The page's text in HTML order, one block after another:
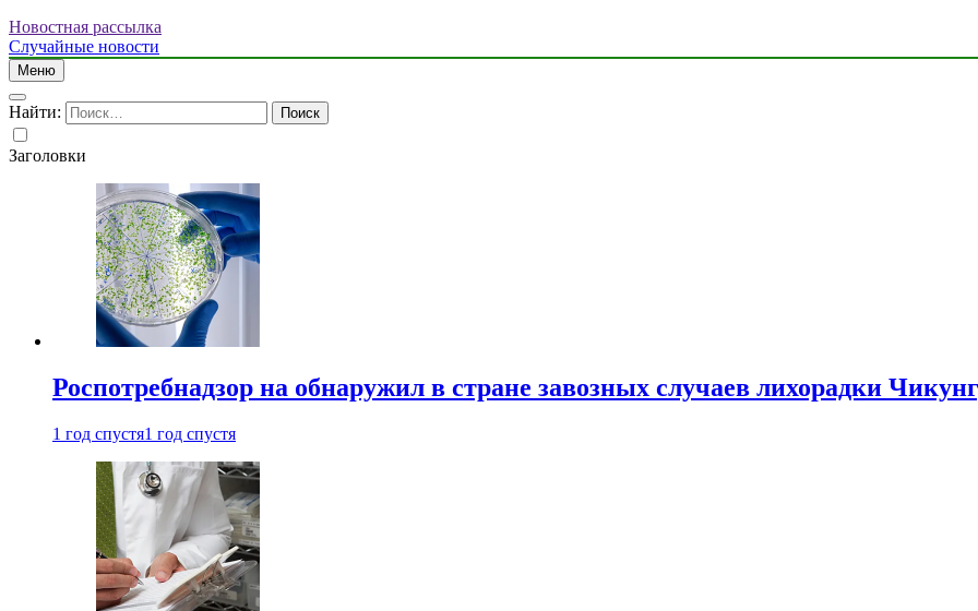
Новостная рассылка
Случайные новости
Меню
Найти:
Заголовки
Роспотребнадзор на обнаружил в стране завозных случаев лихорадки
1 год спустя1 год спустя